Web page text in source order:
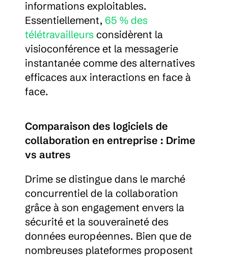
informations exploitables.
Essentiellement, 65 % des
télétravailleurs considèrent la
visioconférence et la messagerie
instantanée comme des alternatives
efficaces aux interactions en face à
face.
Comparaison des logiciels de
collaboration en entreprise : Drime
vs autres
Drime se distingue dans le marché
concurrentiel de la collaboration
grâce à son engagement envers la
sécurité et la souveraineté des
données européennes. Bien que de
nombreuses plateformes proposent